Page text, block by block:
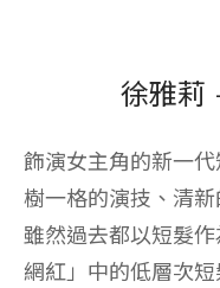
徐雅莉
飾演女主角的新一
樹一格的演技、清
雖然過去都以短髮
網紅」中的低層次